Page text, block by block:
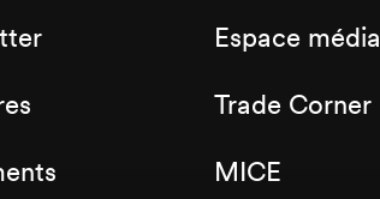
Espace média
Trade Corner
MICE